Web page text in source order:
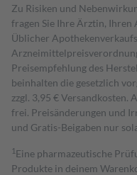
Zu Risiken und
fragen Sie Ihre Ärztin, Ihren
Üblicher
Preisempfehlung des
beinhalten die gesetzlich
zzgl. 3,95 €
frei. Preisänderungen und
und Gratis-Beigaben nur
1 Eine pharmazeutische
Produkte in deinem